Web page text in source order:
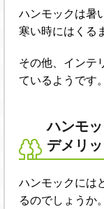
ハンモックは暑
寒い時にはくる
その他、インテ
ているようです。
ハンモ
デメリ
ハンモックには
るのでしょうか。